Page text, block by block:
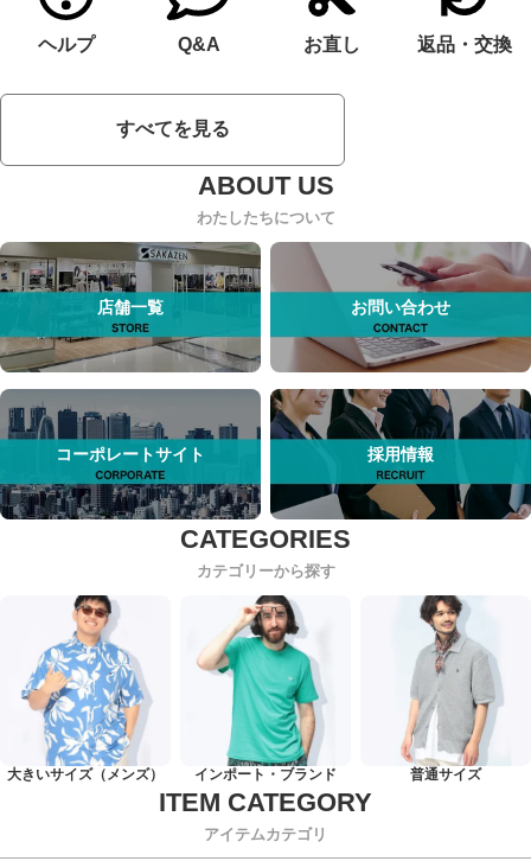
ヘルプ Q&A お直し 返品・交換
すべてを見る
わたしたちについて
店舗一覧 お問い合わせ
コーポレートサイト 採用情報
カテゴリーから探す
大きいサイズ（メンズ） インポート・ブランド 普通サイズ
アイテムカテゴリ